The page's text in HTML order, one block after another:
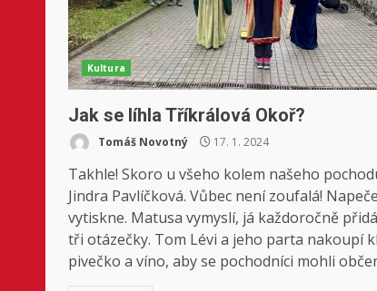
Kultura
Jak se líhla Tříkrálová Okoř?
Tomáš Novotný 17. 1. 2024
Takhle! Skoro u všeho kolem našeho
Jindra Pavlíčková. Vůbec není zoufalá!
vytiskne. Matusa vymyslí, já každoročně
tři otázečky. Tom Lévi a jeho parta nakoupí
pivečko a víno, aby se pochodníci mohli